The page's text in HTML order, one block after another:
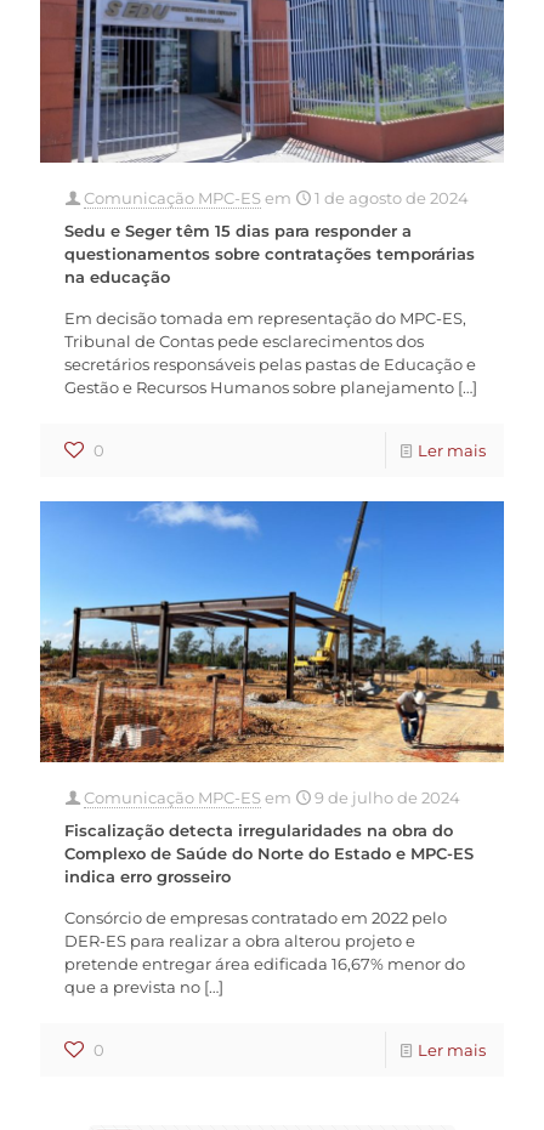
Comunicação MPC-ESem
1 de agosto de 2024
Sedu e Seger têm 15 dias para responder a
questionamentos sobre contratações temporárias
na educação
Em decisão tomada em representação do MPC-ES,
Tribunal de Contas pede esclarecimentos dos
secretários responsáveis pelas pastas de Educação e
Gestão e Recursos Humanos sobre planejamento […]
0 Ler mais
Comunicação MPC-ESem
9 de julho de 2024
Fiscalização detecta irregularidades na obra do
Complexo de Saúde do Norte do Estado e MPC-ES
indica erro grosseiro
Consórcio de empresas contratado em 2022 pelo
DER-ES para realizar a obra alterou projeto e
pretende entregar área edificada 16,67% menor do
que a prevista no […]
0 Ler mais